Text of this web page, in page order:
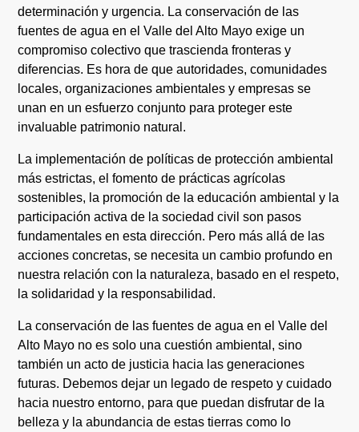
determinación y urgencia. La conservación de las
fuentes de agua en el Valle del Alto Mayo exige un
compromiso colectivo que trascienda fronteras y
diferencias. Es hora de que autoridades, comunidades
locales, organizaciones ambientales y empresas se
unan en un esfuerzo conjunto para proteger este
invaluable patrimonio natural.
La implementación de políticas de protección ambiental
más estrictas, el fomento de prácticas agrícolas
sostenibles, la promoción de la educación ambiental y la
participación activa de la sociedad civil son pasos
fundamentales en esta dirección. Pero más allá de las
acciones concretas, se necesita un cambio profundo en
nuestra relación con la naturaleza, basado en el respeto,
la solidaridad y la responsabilidad.
La conservación de las fuentes de agua en el Valle del
Alto Mayo no es solo una cuestión ambiental, sino
también un acto de justicia hacia las generaciones
futuras. Debemos dejar un legado de respeto y cuidado
hacia nuestro entorno, para que puedan disfrutar de la
belleza y la abundancia de estas tierras como lo